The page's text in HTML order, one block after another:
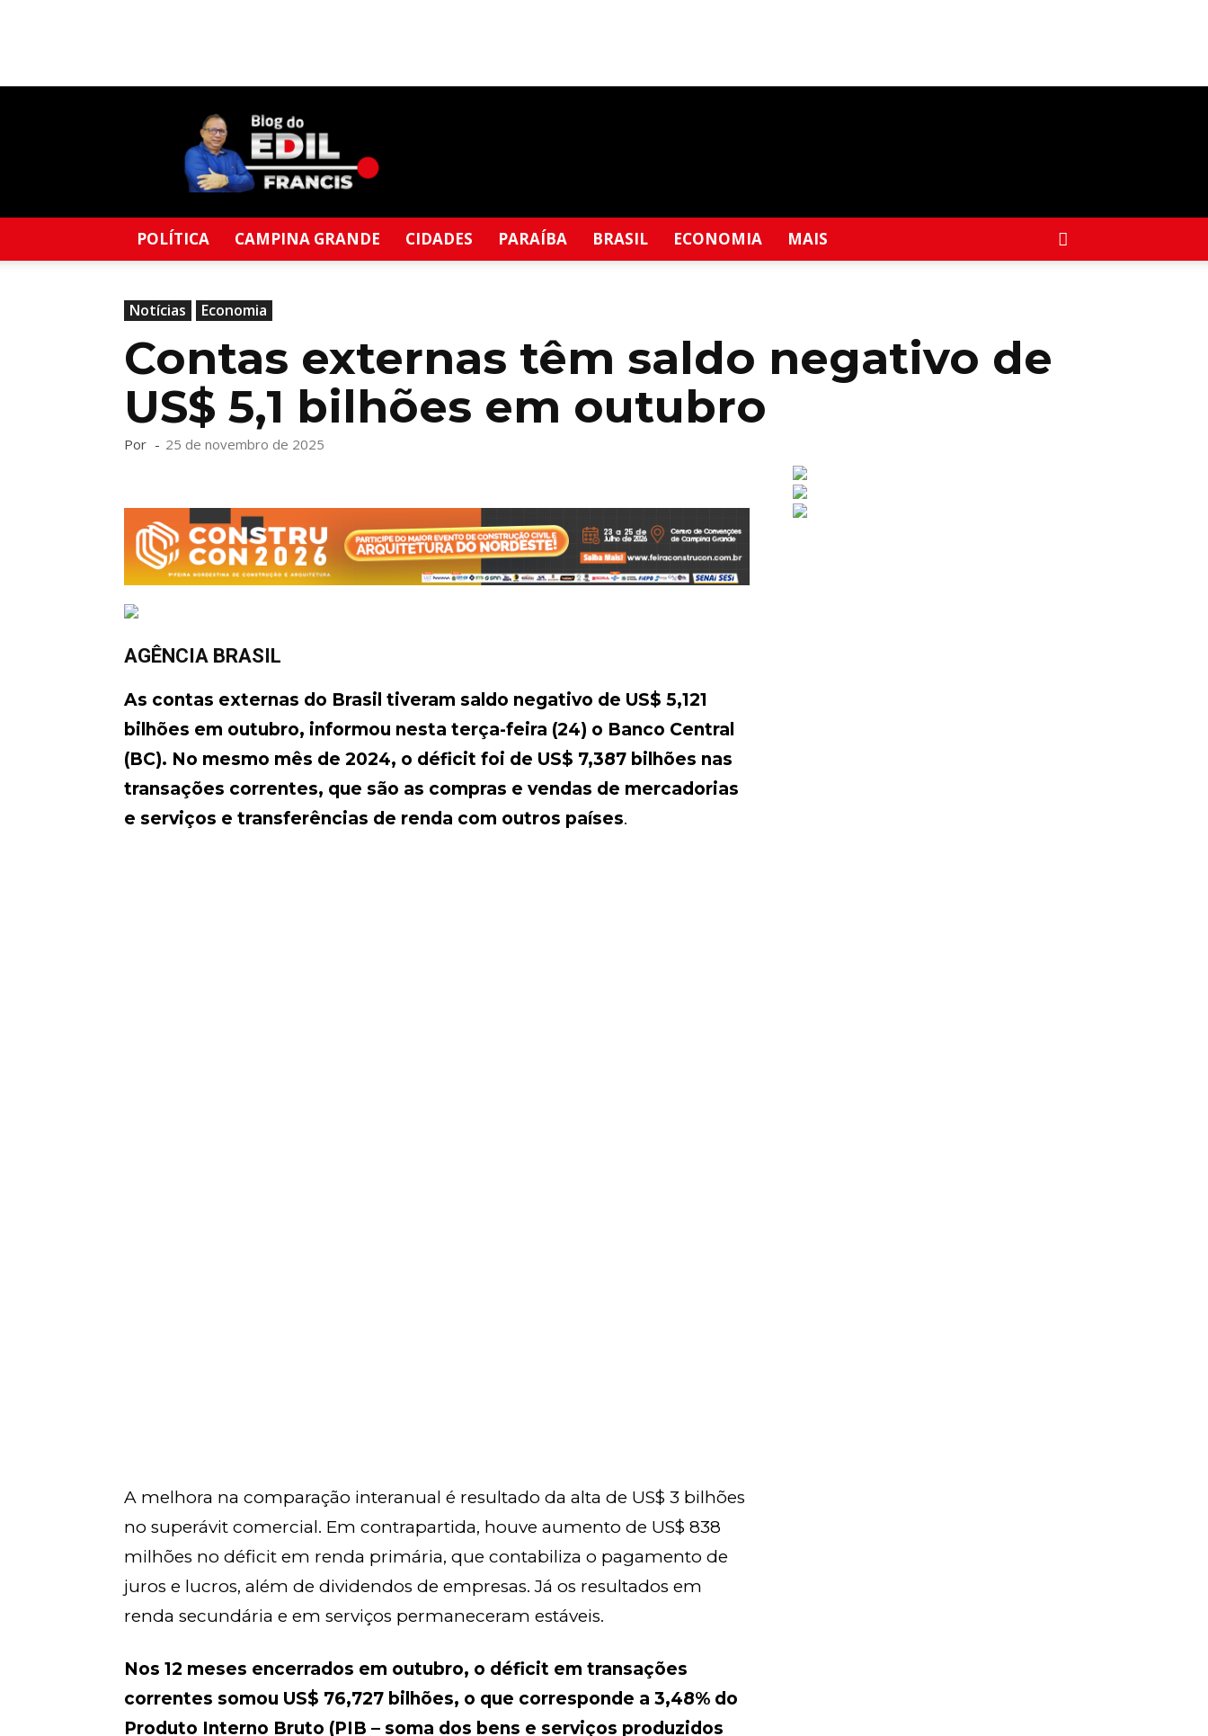
Blog
do
Edil
Francis
POLÍTICA CAMPINA GRANDE CIDADES PARAÍBA BRASIL ECONOMIA MAIS
Notícias Economia
Contas externas têm saldo negativo de
US$ 5,1 bilhões em outubro
Por - 25 de novembro de 2025
AGÊNCIA BRASIL
As contas externas do Brasil tiveram saldo negativo de US$ 5,121
bilhões em outubro, informou nesta terça-feira (24) o Banco Central
(BC). No mesmo mês de 2024, o déficit foi de US$ 7,387 bilhões nas
transações correntes, que são as compras e vendas de mercadorias
e serviços e transferências de renda com outros países.
A melhora na comparação interanual é resultado da alta de US$ 3 bilhões
no superávit comercial. Em contrapartida, houve aumento de US$ 838
milhões no déficit em renda primária, que contabiliza o pagamento de
juros e lucros, além de dividendos de empresas. Já os resultados em
renda secundária e em serviços permaneceram estáveis.
Nos 12 meses encerrados em outubro, o déficit em transações
correntes somou US$ 76,727 bilhões, o que corresponde a 3,48% do
Produto Interno Bruto (PIB – soma dos bens e serviços produzidos